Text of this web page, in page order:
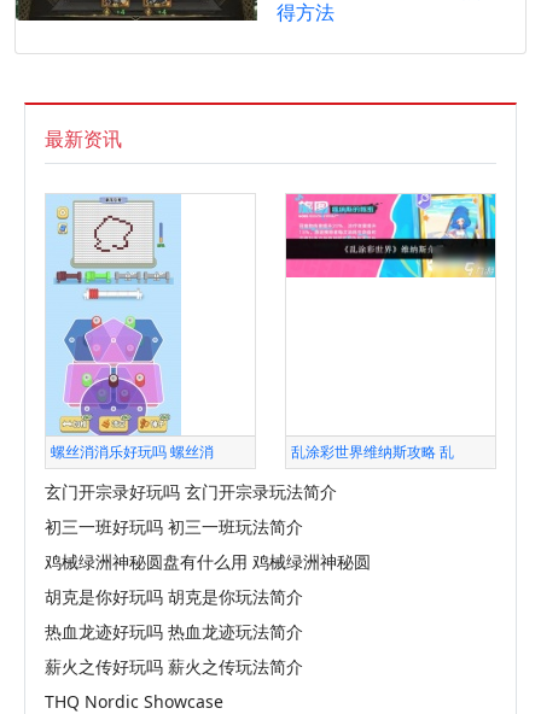
得方法
最新资讯
螺丝消消乐好玩吗 螺丝消 乱涂彩世界维纳斯攻略 乱
玄门开宗录好玩吗 玄门开宗录玩法简介
初三一班好玩吗 初三一班玩法简介
鸡械绿洲神秘圆盘有什么用 鸡械绿洲神秘圆
胡克是你好玩吗 胡克是你玩法简介
热血龙迹好玩吗 热血龙迹玩法简介
薪火之传好玩吗 薪火之传玩法简介
THQ Nordic Showcase